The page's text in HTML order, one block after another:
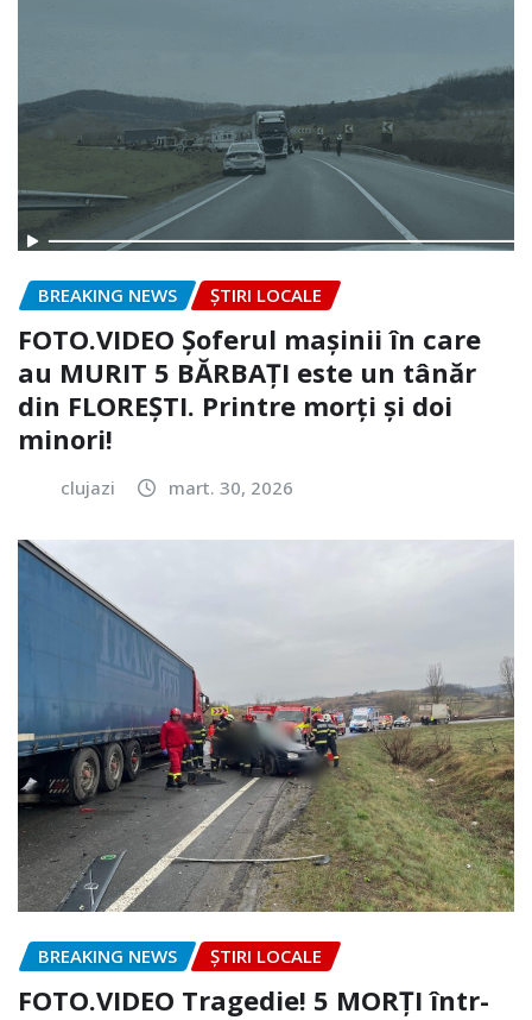
BREAKING NEWS ȘTIRI LOCALE
FOTO.VIDEO Șoferul mașinii în care
au MURIT 5 BĂRBAȚI este un tânăr
din FLOREȘTI. Printre morți și doi
minori!
clujazi mart. 30, 2026
BREAKING NEWS ȘTIRI LOCALE
FOTO.VIDEO Tragedie! 5 MORȚI într-